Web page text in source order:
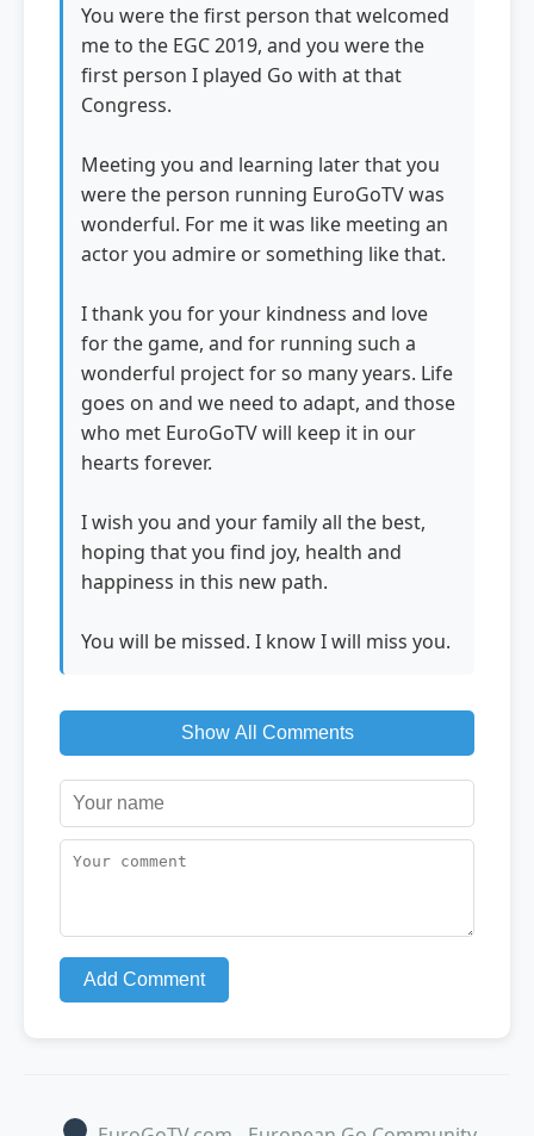
You were the first person that welcomed
me to the EGC 2019, and you were the
first person I played Go with at that
Congress.
Meeting you and learning later that you
were the person running EuroGoTV was
wonderful. For me it was like meeting an
actor you admire or something like that.
I thank you for your kindness and love
for the game, and for running such a
wonderful project for so many years. Life
goes on and we need to adapt, and those
who met EuroGoTV will keep it in our
hearts forever.
I wish you and your family all the best,
hoping that you find joy, health and
happiness in this new path.
You will be missed. I know I will miss you.
Show All Comments
Add Comment